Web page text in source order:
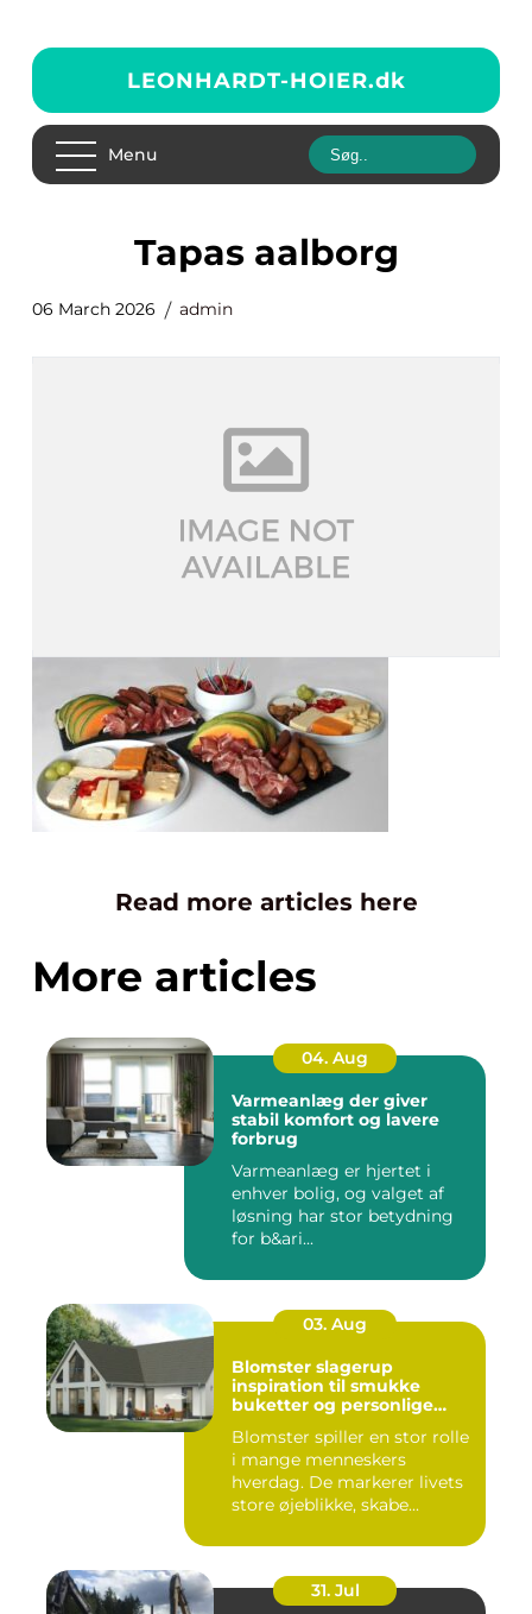
LEONHARDT-HOIER.dk
Menu
tapas aalborg
06 March 2026 admin
Read more articles here
More articles
04. Aug
Varmeanlæg der giver
stabil komfort og lavere
forbrug
Varmeanlæg er hjertet i
enhver bolig, og valget af
løsning har stor betydning
for b&ari...
03. Aug
Blomster slagerup
inspiration til smukke
buketter og personlige
Blomster spiller en stor rolle
i mange menneskers
hverdag. De markerer livets
store øjeblikke, skabe...
31. Jul